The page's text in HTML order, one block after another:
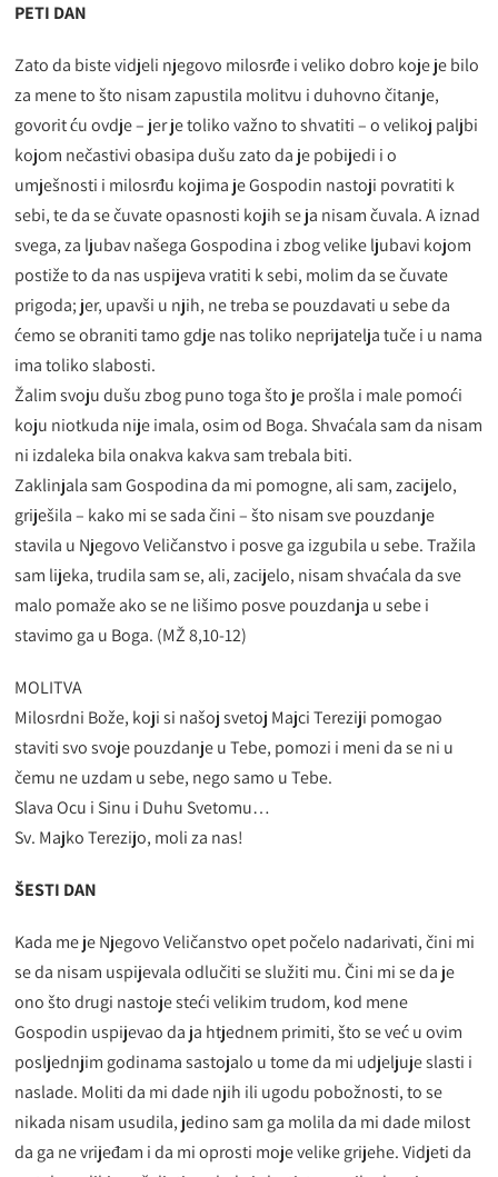
PETI DAN
Zato da biste vidjeli njegovo milosrđe i veliko dobro koje je bilo
za mene to što nisam zapustila molitvu i duhovno čitanje,
govorit ću ovdje – jer je toliko važno to shvatiti – o velikoj paljbi
kojom nečastivi obasipa dušu zato da je pobijedi i o
umješnosti i milosrđu kojima je Gospodin nastoji povratiti k
sebi, te da se čuvate opasnosti kojih se ja nisam čuvala. A iznad
svega, za ljubav našega Gospodina i zbog velike ljubavi kojom
postiže to da nas uspijeva vratiti k sebi, molim da se čuvate
prigoda; jer, upavši u njih, ne treba se pouzdavati u sebe da
ćemo se obraniti tamo gdje nas toliko neprijatelja tuče i u nama
ima toliko slabosti.
Žalim svoju dušu zbog puno toga što je prošla i male pomoći
koju niotkuda nije imala, osim od Boga. Shvaćala sam da nisam
ni izdaleka bila onakva kakva sam trebala biti.
Zaklinjala sam Gospodina da mi pomogne, ali sam, zacijelo,
griješila – kako mi se sada čini – što nisam sve pouzdanje
stavila u Njegovo Veličanstvo i posve ga izgubila u sebe. Tražila
sam lijeka, trudila sam se, ali, zacijelo, nisam shvaćala da sve
malo pomaže ako se ne lišimo posve pouzdanja u sebe i
stavimo ga u Boga. (MŽ 8,10-12)
MOLITVA
Milosrdni Bože, koji si našoj svetoj Majci Tereziji pomogao
staviti svo svoje pouzdanje u Tebe, pomozi i meni da se ni u
čemu ne uzdam u sebe, nego samo u Tebe.
Slava Ocu i Sinu i Duhu Svetomu…
Sv. Majko Terezijo, moli za nas!
ŠESTI DAN
Kada me je Njegovo Veličanstvo opet počelo nadarivati, čini mi
se da nisam uspijevala odlučiti se služiti mu. Čini mi se da je
ono što drugi nastoje steći velikim trudom, kod mene
Gospodin uspijevao da ja htjednem primiti, što se već u ovim
posljednjim godinama sastojalo u tome da mi udjeljuje slasti i
naslade. Moliti da mi dade njih ili ugodu pobožnosti, to se
nikada nisam usudila, jedino sam ga molila da mi dade milost
da ga ne vrijeđam i da mi oprosti moje velike grijehe. Vidjeti da